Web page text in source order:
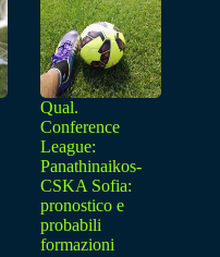
Qual.
Conference
League:
Panathinaikos-
CSKA Sofia:
pronostico e
probabili
formazioni